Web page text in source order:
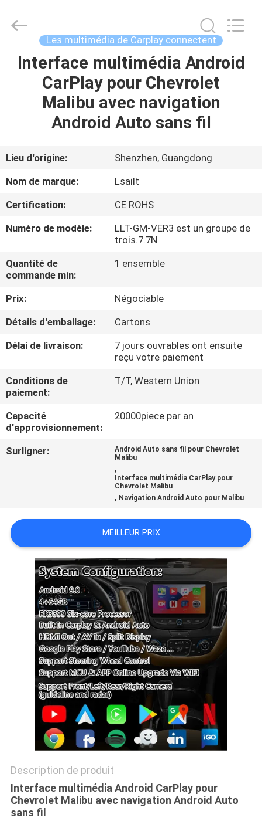
MAISON
PRODUITS
AU
DE
NOUS
VISITE
D'USINE
CONTRÔLE
DE
NOUS
SITEMAP
PRIVACY
POLICY
Automobile
Electron
Reserved.
Les multimédia de Carplay connectent
Interface multimédia Android
CarPlay pour Chevrolet
Malibu avec navigation
Android Auto sans fil
Lieu d'origine:
Shenzhen, Guangdong
Nom de marque:
Lsailt
Certification:
CE ROHS
Numéro de modèle:
LLT-GM-VER3 est un groupe de
trois.7.7N
Quantité de
commande min:
1 ensemble
Prix:
Négociable
Détails d'emballage:
Cartons
Délai de livraison:
7 jours ouvrables ont ensuite
reçu votre paiement
Conditions de
paiement:
T/T, Western Union
Capacité
d'approvisionnement:
20000piece par an
Surligner:
Android Auto sans fil pour Chevrolet
Malibu
,
Interface multimédia CarPlay pour
Chevrolet Malibu
, Navigation Android Auto pour Malibu
MEILLEUR PRIX
Description de produit
Interface multimédia Android CarPlay pour
Chevrolet Malibu avec navigation Android Auto
sans fil